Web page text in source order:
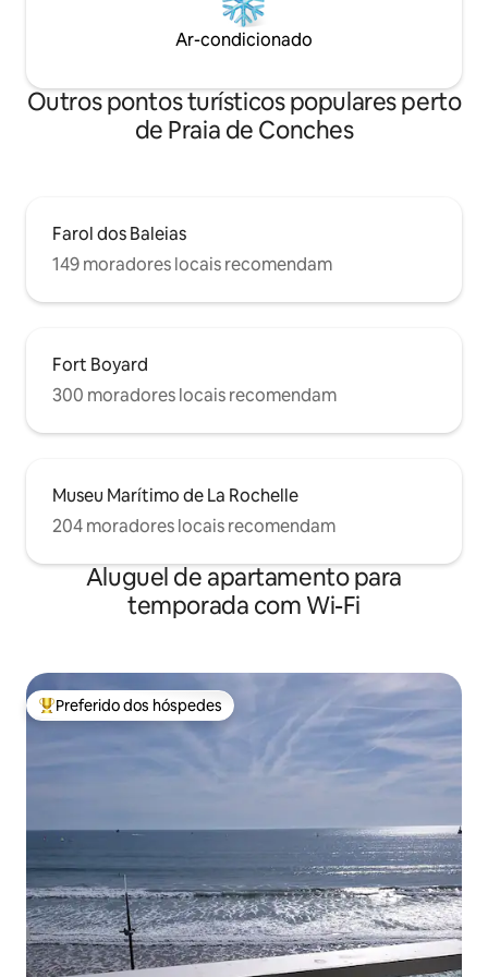
Ar-condicionado
Outros pontos turísticos populares perto
de Praia de Conches
Farol dos Baleias
149 moradores locais recomendam
Fort Boyard
300 moradores locais recomendam
Museu Marítimo de La Rochelle
204 moradores locais recomendam
Aluguel de apartamento para
temporada com Wi-Fi
Entre os melhores preferidos dos hóspedes
Preferido dos hóspedes